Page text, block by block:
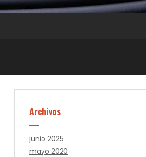
Archivos
junio 2025
mayo 2020